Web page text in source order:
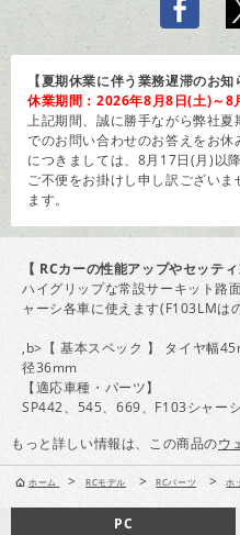
【夏期休業に伴う業務遅滞のお知
休業期間：2026年8月8日(土)～8
上記期間、誠に勝手ながら弊社
でのお問い合わせのお答えをお
につきましては、8月17日(月)以
ご不便をお掛けし申し訳ござい
ます。
【 RCカーの性能アップやセッテ
ハイグリップな常設サーキット路
ャーシ各車に使えます(F103LMは
,b>【 基本スペック 】 タイヤ幅
径36mm
【適応車種・パーツ】
SP442、545、669、F103シャー
もっと詳しい情報は、この商品のウ
ホーム > RCモデル > RCパーツ > ホ
PC